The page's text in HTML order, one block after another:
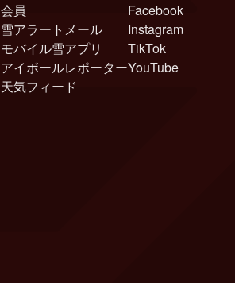
会員
雪アラートメール
モバイル雪アプリ
アイボールレポーター
天気フィード
Facebook
Instagram
TikTok
YouTube